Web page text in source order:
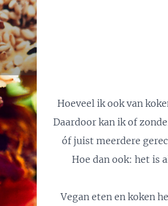
Hoeveel ik ook van
Daardoor kan ik of
óf juist meerdere
Hoe dan ook: het is
Vegan eten en koken